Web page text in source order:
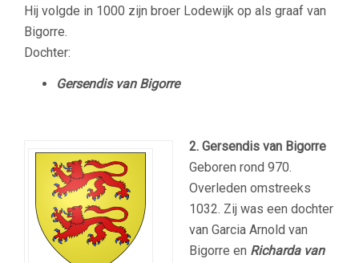
Hij volgde in 1000 zijn broer Lodewijk op als graaf van
Bigorre.
Dochter:
Gersendis van Bigorre
2. Gersendis van Bigorre
Geboren rond 970.
Overleden omstreeks
1032. Zij was een dochter
van Garcia Arnold van
Bigorre en Richarda van